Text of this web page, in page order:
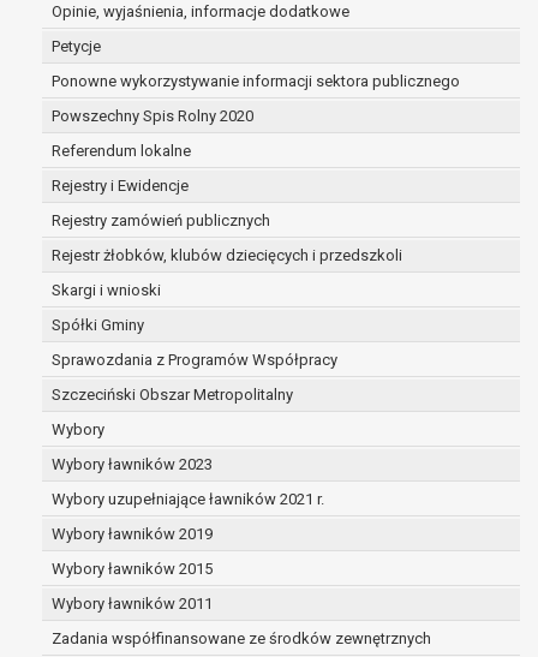
Opinie, wyjaśnienia, informacje dodatkowe
Petycje
Ponowne wykorzystywanie informacji sektora publicznego
Powszechny Spis Rolny 2020
Referendum lokalne
Rejestry i Ewidencje
Rejestry zamówień publicznych
Rejestr żłobków, klubów dziecięcych i przedszkoli
Skargi i wnioski
Spółki Gminy
Sprawozdania z Programów Współpracy
Szczeciński Obszar Metropolitalny
Wybory
Wybory ławników 2023
Wybory uzupełniające ławników 2021 r.
Wybory ławników 2019
Wybory ławników 2015
Wybory ławników 2011
Zadania współfinansowane ze środków zewnętrznych
dane są nieprawidłowe lub
prawo do żądania usunięcia danych
osobowych (tzw. prawo do bycia
zapomnianym) na podstawie art. 17 RODO,
w przypadku gdy:
dane nie są już niezbędne do celów,
dla których były zebrane lub w inny
sposób przetwarzane,
osoba, której dane dotyczą, wniosła
sprzeciw wobec przetwarzania
danych osobowych,
zgodę na przetwarzanie danych
osobowych, która jest podstawą
przetwarzania danych i nie ma innej
danych,
dane osobowe przetwarzane są
niezgodnie z prawem,
dane osobowe muszą być usunięte w
celu wywiązania się z obowiązku
prawo do żądania ograniczenia
przetwarzania danych osobowych na